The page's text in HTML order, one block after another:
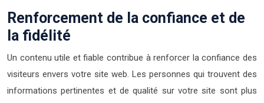
Renforcement de la confiance et de
la fidélité
Un contenu utile et fiable contribue à renforcer la confiance des
visiteurs envers votre site web. Les personnes qui trouvent des
informations pertinentes et de qualité sur votre site sont plus